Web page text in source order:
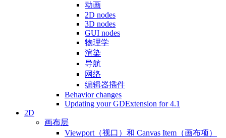
动画
2D nodes
3D nodes
GUI nodes
物理学
渲染
导航
网络
编辑器插件
Behavior changes
Updating your GDExtension for 4.1
2D
画布层
Viewport（视口）和 Canvas Item（画布项）